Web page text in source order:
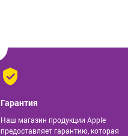
Гарантия
Наш магазин продукции Apple
предоставляет гарантию, которая